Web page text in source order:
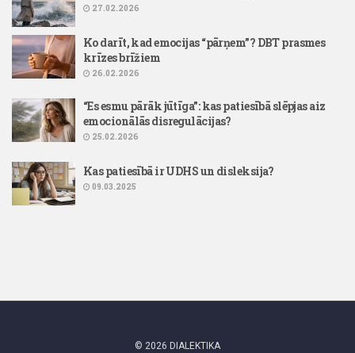
27.02.2026
Ko darīt, kad emocijas “pārņem”? DBT prasmes
krīzes brīžiem
26.02.2026
“Es esmu pārāk jūtīga”: kas patiesībā slēpjas aiz
emocionālās disregulācijas?
25.02.2026
Kas patiesībā ir UDHS un disleksija?
09.03.2025
© 2026 DIALEKTIKA